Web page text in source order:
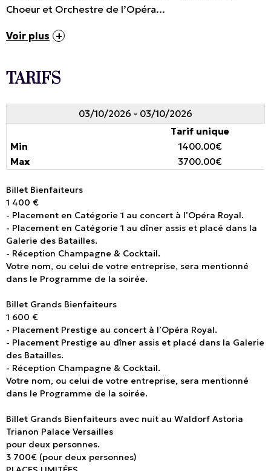
Choeur et Orchestre de l’Opéra...
Voir plus
TARIFS
03/10/2026 - 03/10/2026
Tarif unique
1400.00€
3700.00€
Billet Bienfaiteurs
1 400 €
- Placement en Catégorie 1 au concert à l’Opéra Royal.
- Placement en Catégorie 1 au dîner assis et placé dans la
Galerie des Batailles.
- Réception Champagne & Cocktail.
Votre nom, ou celui de votre entreprise, sera mentionné
dans le Programme de la soirée.
Billet Grands Bienfaiteurs
1 600 €
- Placement Prestige au concert à l’Opéra Royal.
- Placement Prestige au dîner assis et placé dans la Galerie
des Batailles.
- Réception Champagne & Cocktail.
Votre nom, ou celui de votre entreprise, sera mentionné
dans le Programme de la soirée.
Billet Grands Bienfaiteurs avec nuit au Waldorf Astoria
Trianon Palace Versailles
pour deux personnes.
3 700€ (pour deux personnes)